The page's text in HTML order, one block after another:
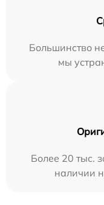
Большинство
мы
Более 20 тыс.
наличии